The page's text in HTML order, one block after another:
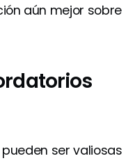
aún mejor sobre
pueden ser valiosas